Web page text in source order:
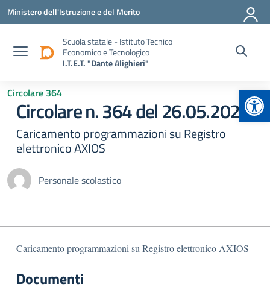
Vai ai contenuti
Vai al menu di navigazione
Vai al footer
Ministero dell'Istruzione e del Merito
Scuola statale - Istituto Tecnico
Economico e Tecnologico
I.T.E.T. "Dante Alighieri"
Circolare 364
Circolare n. 364 del 26.05.2026
Caricamento programmazioni su Registro
elettronico AXIOS
Personale scolastico
Caricamento programmazioni su Registro elettronico AXIOS
Documenti